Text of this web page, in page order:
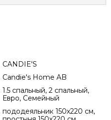
CANDIE'S
Candie's Home AB
1.5 спальный, 2 спальный,
Евро, Семейный
пододеяльник 150х220 см,